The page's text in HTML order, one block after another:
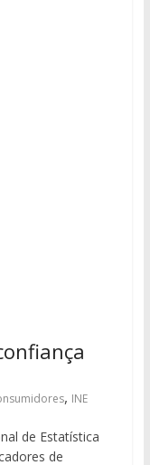
, INE
de Estatística
de